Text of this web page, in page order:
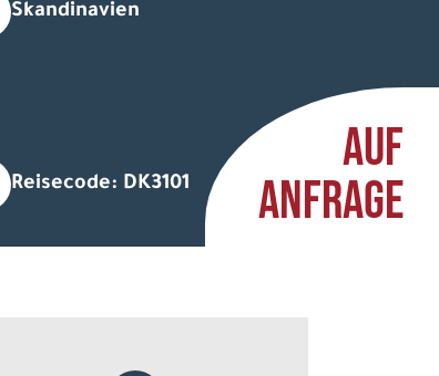
Skandinavien
Reisecode: DK3101
AUF
ANFRAGE